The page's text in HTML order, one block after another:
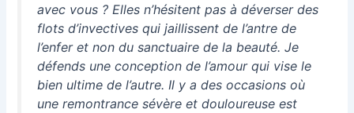
avec vous ? Elles n’hésitent pas à déverser des
flots d’invectives qui jaillissent de l’antre de
l’enfer et non du sanctuaire de la beauté. Je
défends une conception de l’amour qui vise le
bien ultime de l’autre. Il y a des occasions où
une remontrance sévère et douloureuse est